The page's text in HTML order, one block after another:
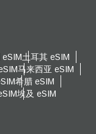
土耳其 eSIM
马来西亚 eSIM
希腊 eSIM
埃及 eSIM